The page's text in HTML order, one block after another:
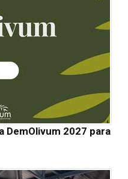
DemOlivum 2027 para